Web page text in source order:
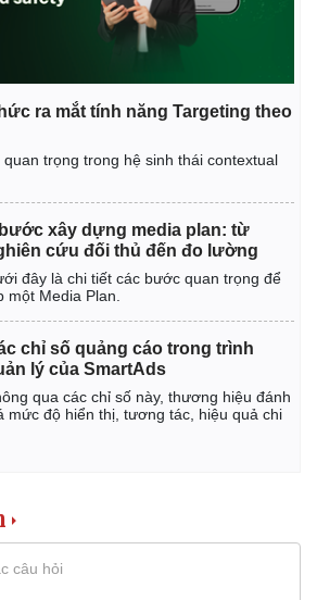
ra mắt tính năng Targeting theo
trọng trong hệ sinh thái contextual
xây dựng media plan: từ
cứu đối thủ đến đo lường
đây là chi tiết các bước quan trọng để
một Media Plan.
chỉ số quảng cáo trong trình
lý của SmartAds
qua các chỉ số này, thương hiệu đánh
mức độ hiển thị, tương tác, hiệu quả chi